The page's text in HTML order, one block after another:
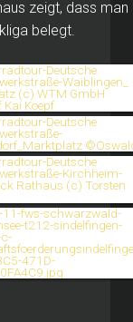
zeigt, dass man
belegt.